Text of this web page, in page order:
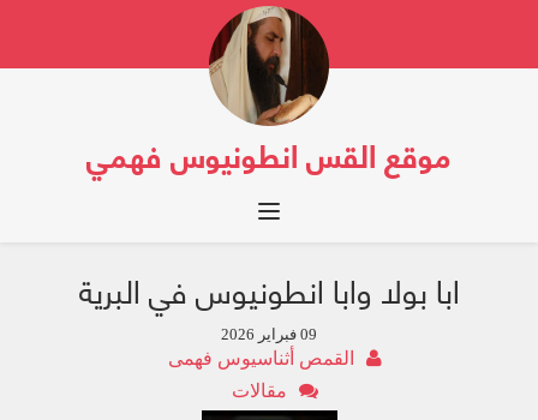
موقع القس انطونيوس فهمي
Toggle navigation
ابا بولا وابا انطونيوس في البرية
09 فبراير 2026
القمص أثناسيوس فهمى
مقالات